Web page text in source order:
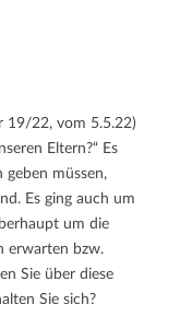
19/22, vom 5.5.22)
Eltern?“ Es
geben müssen,
Es ging auch um
um die
erwarten bzw.
Sie über diese
Sie sich?